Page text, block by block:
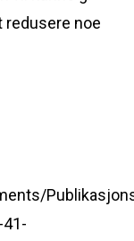
redusere noe